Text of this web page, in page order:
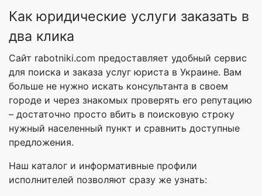
Как юридические услуги заказать в
два клика
Сайт rabotniki.com предоставляет удобный сервис
для поиска и заказа услуг юриста в Украине. Вам
больше не нужно искать консультанта в своем
городе и через знакомых проверять его репутацию
– достаточно просто вбить в поисковую строку
нужный населенный пункт и сравнить доступные
предложения.
Наш каталог и информативные профили
исполнителей позволяют сразу же узнать: